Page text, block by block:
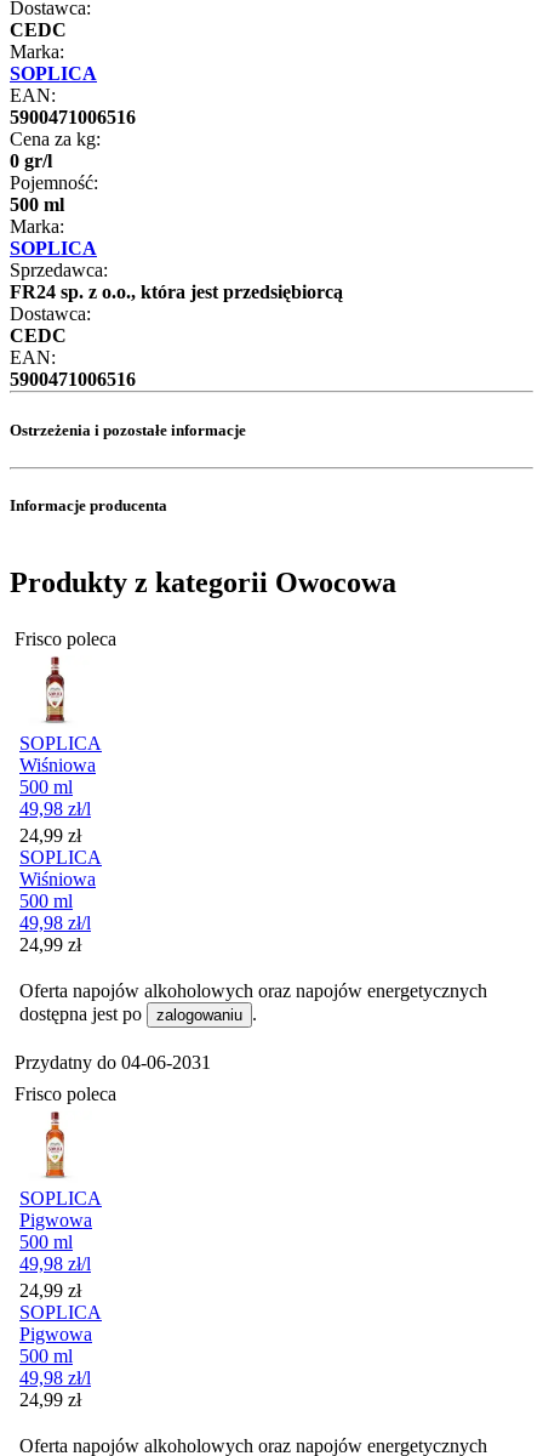
Dostawca:
CEDC
Marka:
SOPLICA
EAN:
5900471006516
Cena za kg:
0 gr/l
Pojemność:
500 ml
Marka:
SOPLICA
Sprzedawca:
FR24 sp. z o.o., która jest przedsiębiorcą
Dostawca:
CEDC
EAN:
5900471006516
Ostrzeżenia i pozostałe informacje
Informacje producenta
Produkty z kategorii Owocowa
Frisco poleca
SOPLICA
Wiśniowa
500 ml
49,98 zł/l
Cena
24,99 zł
SOPLICA
Wiśniowa
500 ml
49,98 zł/l
Cena
24,99 zł
Oferta napojów alkoholowych oraz napojów energetycznych
dostępna jest po
zalogowaniu .
Przydatny do 04-06-2031
Frisco poleca
SOPLICA
Pigwowa
500 ml
49,98 zł/l
Cena
24,99 zł
SOPLICA
Pigwowa
500 ml
49,98 zł/l
Cena
24,99 zł
Oferta napojów alkoholowych oraz napojów energetycznych